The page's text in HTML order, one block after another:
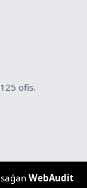
ofis.
WebAudit